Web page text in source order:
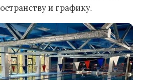
и графику.